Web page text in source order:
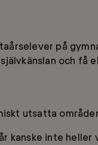
på
och få
utsatta
kanske inte